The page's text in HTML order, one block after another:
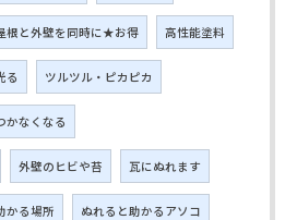
根と外壁を同時に★お得 高性能塗料
る ツルツル・ピカピカ
かなくなる
外壁のヒビや苔 瓦にぬれます
かる場所 ぬれると助かるアソコ